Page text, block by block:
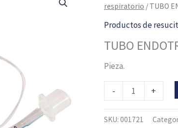
respiratorio / TUBO
Productos de
TUBO
Pieza.
-
ENDOTRAQUEAL
C/GLOBO
MM
FR
cantidad
+
SKU: 001721